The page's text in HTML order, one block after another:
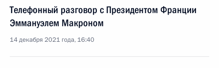
Телефонный разговор с Президентом Франции
Эммануэлем Макроном
14 декабря 2021 года, 16:40